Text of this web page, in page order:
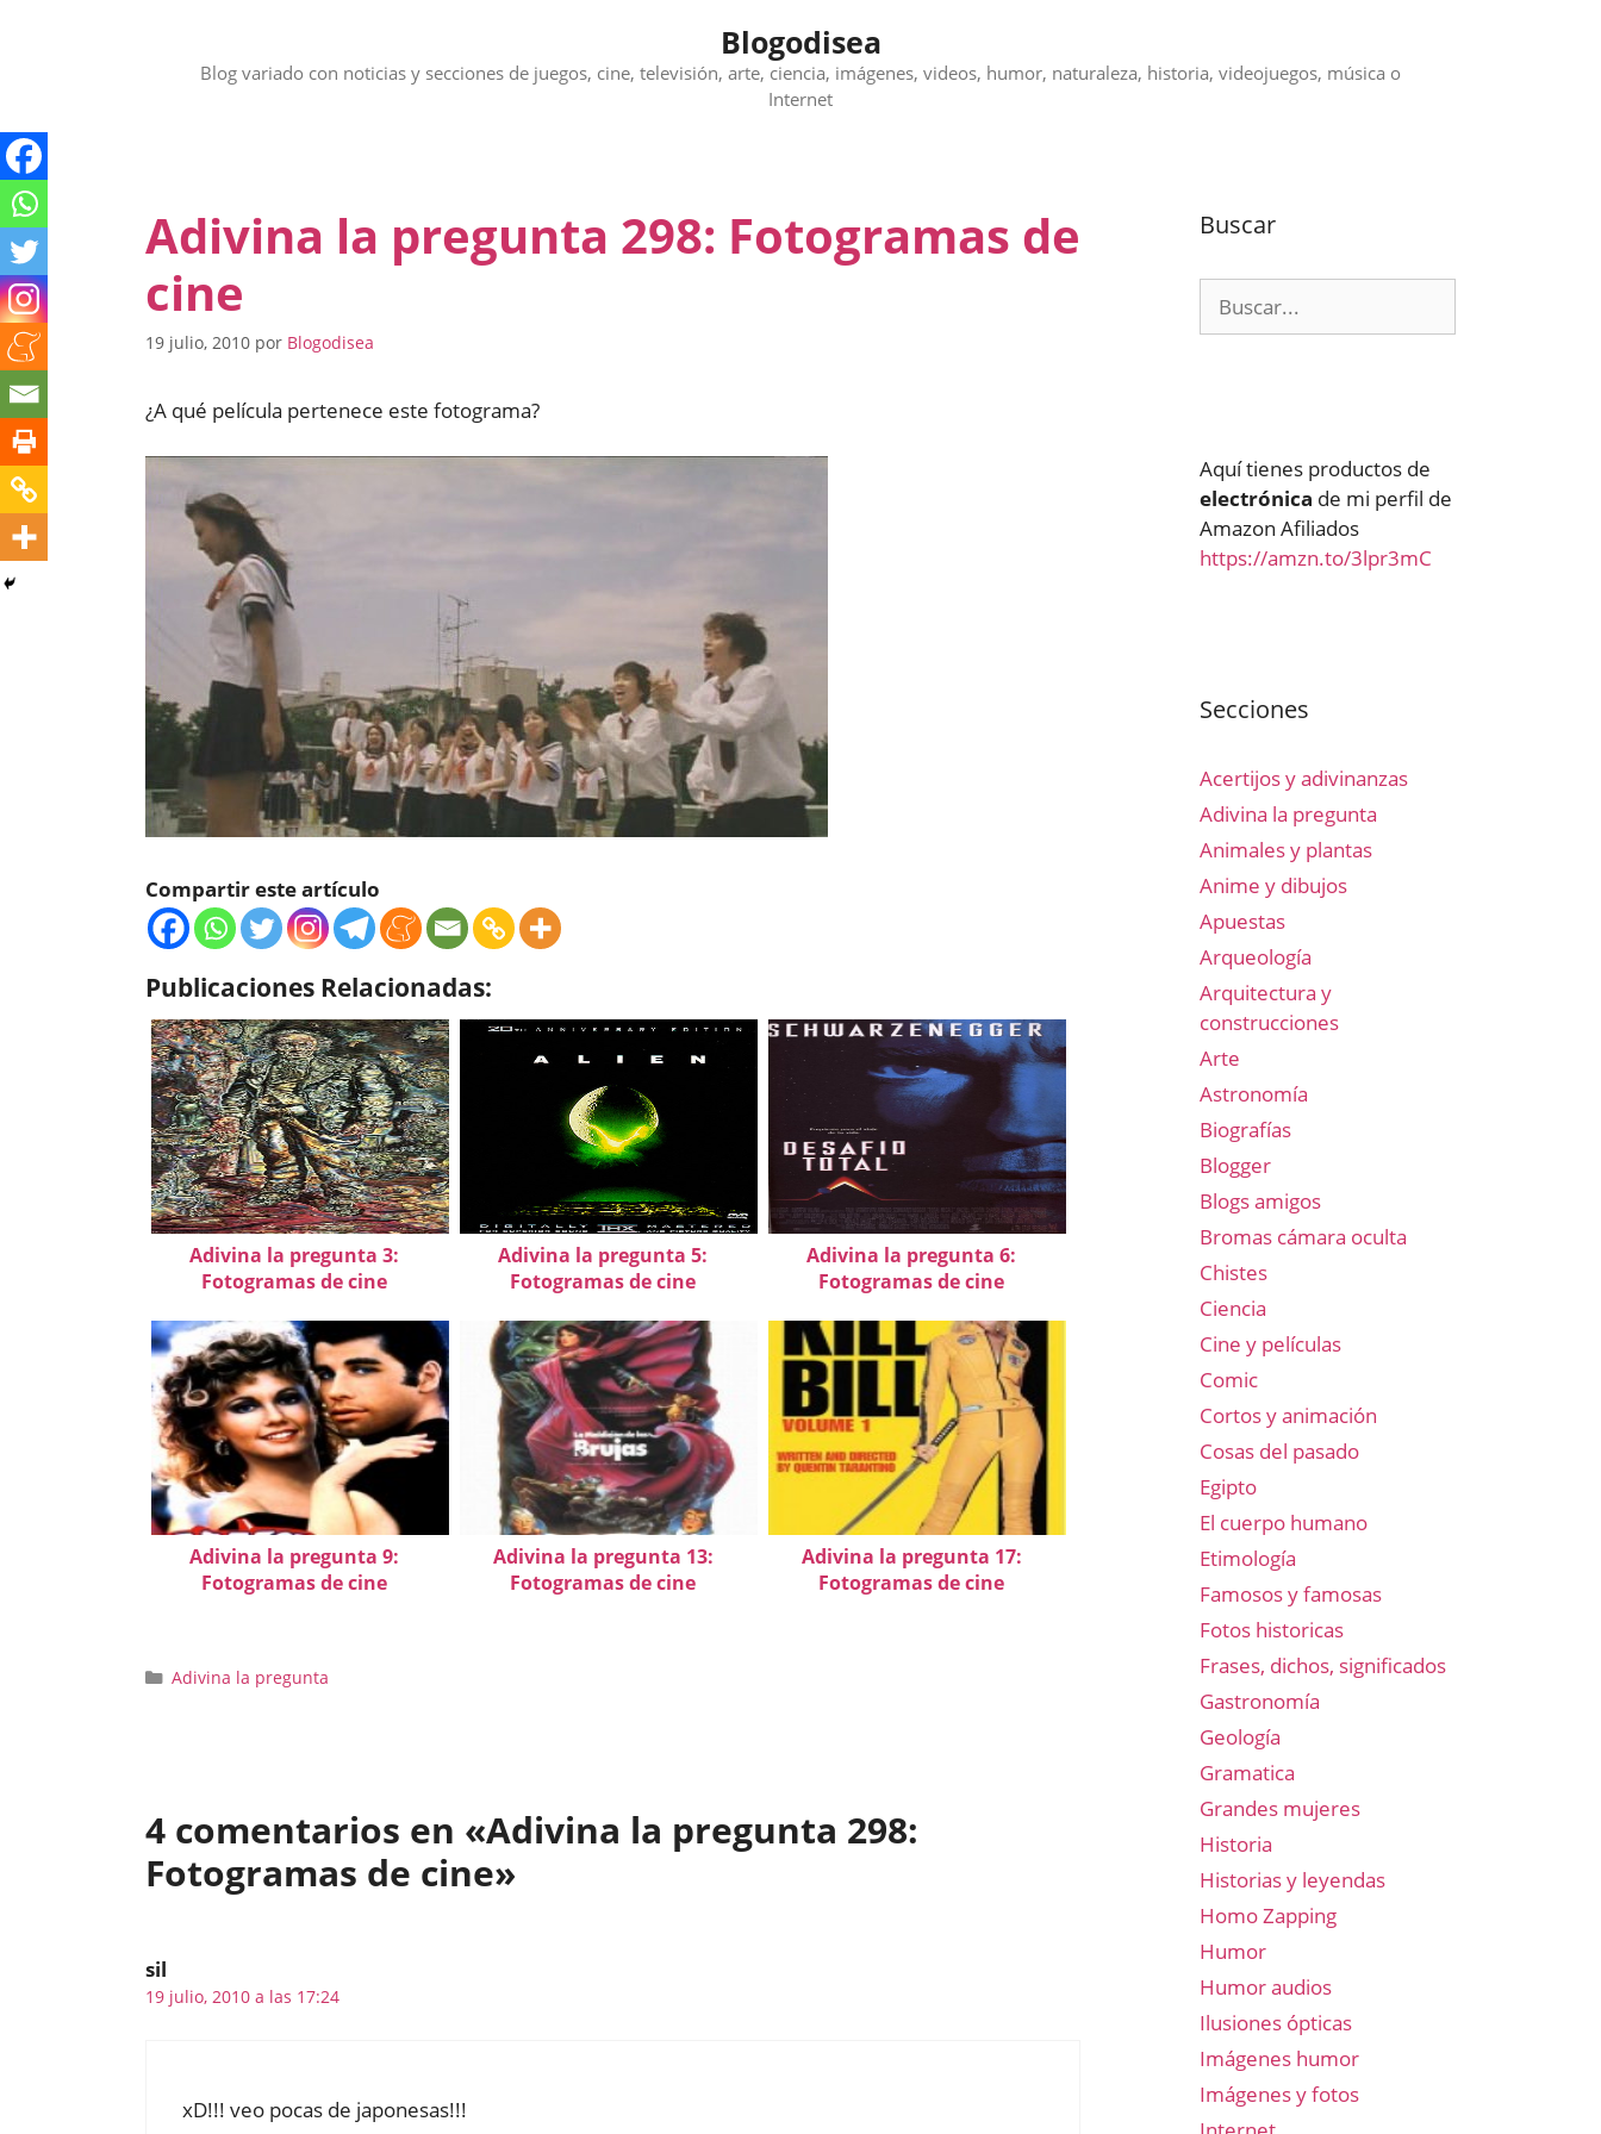
Blogodisea
Blog variado con noticias y secciones de juegos, cine, televisión, arte, ciencia, imágenes, videos, humor, naturaleza, historia, videojuegos, música o
Internet
Adivina la pregunta 298: Fotogramas de
cine
19 julio, 2010 por Blogodisea
¿A qué película pertenece este fotograma?
Compartir este artículo
Publicaciones Relacionadas:
Adivina la pregunta 3:
Fotogramas de cine
Adivina la pregunta 5:
Fotogramas de cine
Adivina la pregunta 6:
Fotogramas de cine
Adivina la pregunta 9:
Fotogramas de cine
Adivina la pregunta 13:
Fotogramas de cine
Adivina la pregunta 17:
Fotogramas de cine
Categorías
Adivina la pregunta
4 comentarios en «Adivina la pregunta 298:
Fotogramas de cine»
sil
19 julio, 2010 a las 17:24
xD!!! veo pocas de japonesas!!!
Buscar
Aquí tienes productos de
electrónica de mi perfil de
Amazon Afiliados
https://amzn.to/3lpr3mC
Secciones
Acertijos y adivinanzas
Adivina la pregunta
Animales y plantas
Anime y dibujos
Apuestas
Arqueología
Arquitectura y
construcciones
Arte
Astronomía
Biografías
Blogger
Blogs amigos
Bromas cámara oculta
Chistes
Ciencia
Cine y películas
Comic
Cortos y animación
Cosas del pasado
Egipto
El cuerpo humano
Etimología
Famosos y famosas
Fotos historicas
Frases, dichos, significados
Gastronomía
Geología
Gramatica
Grandes mujeres
Historia
Historias y leyendas
Homo Zapping
Humor
Humor audios
Ilusiones ópticas
Imágenes humor
Imágenes y fotos